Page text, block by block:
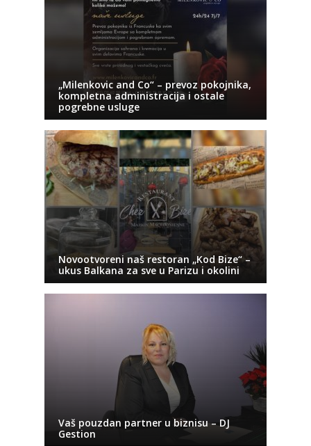
„Milenkovic and Co“ – prevoz pokojnika,
kompletna administracija i ostale
pogrebne usluge
Novootvoreni naš restoran „Kod Bize“ –
ukus Balkana za sve u Parizu i okolini
Vaš pouzdan partner u biznisu – DJ
Gestion